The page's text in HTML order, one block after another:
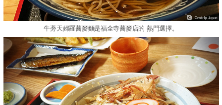
牛蒡天婦羅蕎麥麵是福全寺蕎麥店的 熱門選擇。